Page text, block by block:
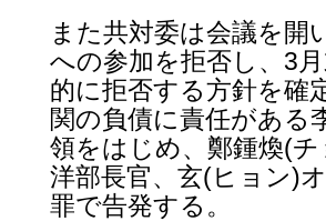
また共対委は会議を開
への参加を拒否し、3
的に拒否する方針を確
関の負債に責任がある
領をはじめ、鄭鍾煥(
洋部長官、玄(ヒョン)
罪で告発する。